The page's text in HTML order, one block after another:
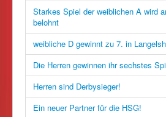
Starkes Spiel der weiblichen A wird
belohnt
weibliche D gewinnt zu 7. in
Die Herren gewinnen ihr sechstes
Herren sind Derbysieger!
Ein neuer Partner für die HSG!